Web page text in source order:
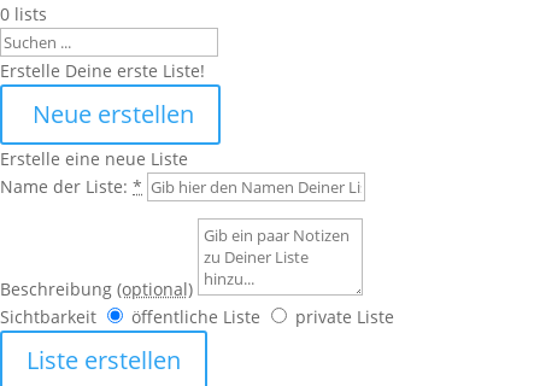
0 lists
Search
Erstelle Deine erste Liste!
Neue erstellen
Erstelle eine neue Liste
Name der Liste: *
Beschreibung (optional)
Sichtbarkeit
öffentliche Liste private Liste
Liste erstellen